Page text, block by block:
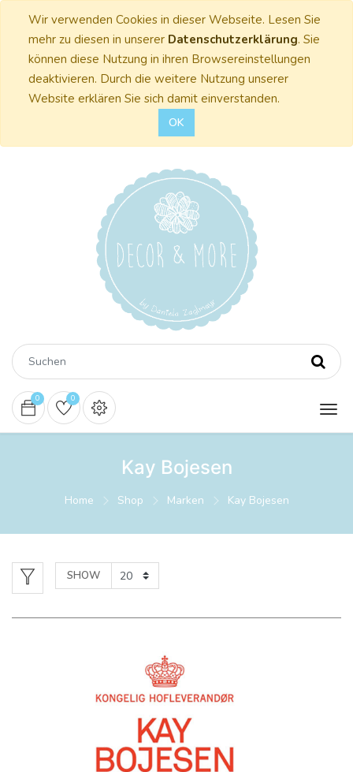
Wir verwenden Cookies in dieser Webseite. Lesen Sie
mehr zu diesen in unserer Datenschutzerklärung. Sie
können diese Nutzung in ihren Browsereinstellungen
deaktivieren. Durch die weitere Nutzung unserer
Website erklären Sie sich damit einverstanden.
OK
0 0
Kay Bojesen
Home Shop Marken Kay Bojesen
SHOW